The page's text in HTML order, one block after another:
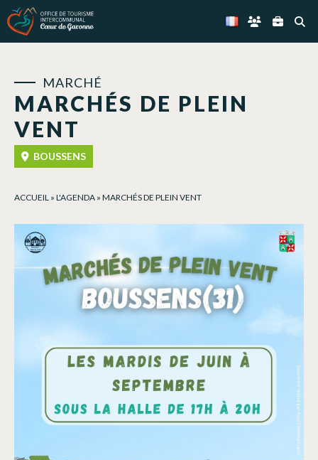
MARCHÉS DE PLEIN
VENT
MARCHÉ
BOUSSENS
ACCUEIL » L'AGENDA » MARCHÉS DE PLEIN VENT
Panneau de gestion des cookies